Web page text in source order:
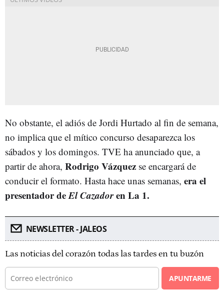
No obstante, el adiós de Jordi Hurtado al fin de semana,
no implica que el mítico concurso desaparezca los
sábados y los domingos. TVE ha anunciado que, a
partir de ahora, Rodrigo Vázquez se encargará de
conducir el formato. Hasta hace unas semanas, era el
presentador deEl Cazadoren La 1.
NEWSLETTER - JALEOS
Las noticias del corazón todas las tardes en tu buzón
APUNTARME